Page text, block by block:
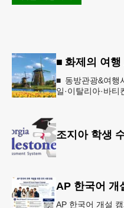
■ 동방관광&여행
일·이탈리아·바
조지아 학생
AP 한국어 개
AP 한국어 개설